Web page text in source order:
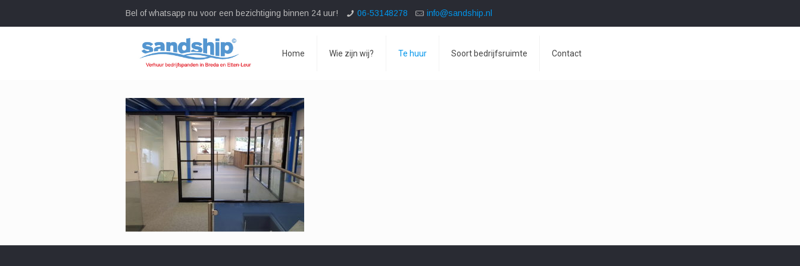
Bel of whatsapp nu voor een bezichtiging binnen 24 uur! 06-53148278 info@sandship.nl
Home Wie zijn wij? Te huur Soort bedrijfsruimte Contact